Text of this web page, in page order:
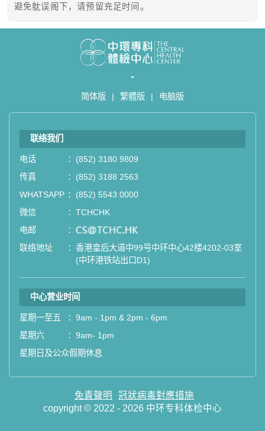
避免躭误阁下，请预留充足时间。
简体版 | 繁體版 | 电脑版
联络我们
电话 ： (852) 3180 9809
传真
： (852) 3188 2563
WHATSAPP ： (852) 5543 0000
微信
： TCHCHK
电邮
： email
联络地址
： 香港皇后大道中99号中环中心42楼4202-03室
(中环港铁站出口D1)
中心营业时间
星期一至五 ： 9am - 1pm & 2pm - 6pm
星期六
： 9am- 1pm
星期日及公众假期休息
免責聲明
冠狀病毒對應措施
copyright © 2022 - 2026 中环专科体检中心